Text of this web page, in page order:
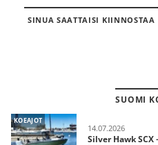
SINUA SAATTAISI KIINNOSTAA
SUOMI
KOEAJOT
14.07.2026
Silver Hawk